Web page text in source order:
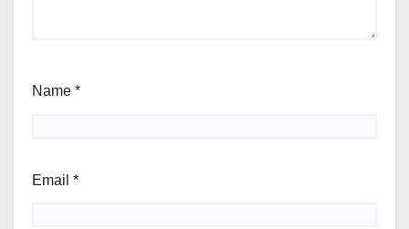
Name *
Email *